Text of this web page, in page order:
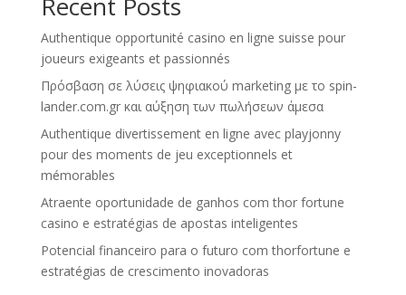
Authentique opportunité casino en ligne suisse pour
joueurs exigeants et passionnés
Πρόσβαση σε λύσεις ψηφιακού marketing με το spin-
lander.com.gr και αύξηση των πωλήσεων άμεσα
Authentique divertissement en ligne avec playjonny
pour des moments de jeu exceptionnels et
mémorables
Atraente oportunidade de ganhos com thor fortune
casino e estratégias de apostas inteligentes
Potencial financeiro para o futuro com thorfortune e
estratégias de crescimento inovadoras